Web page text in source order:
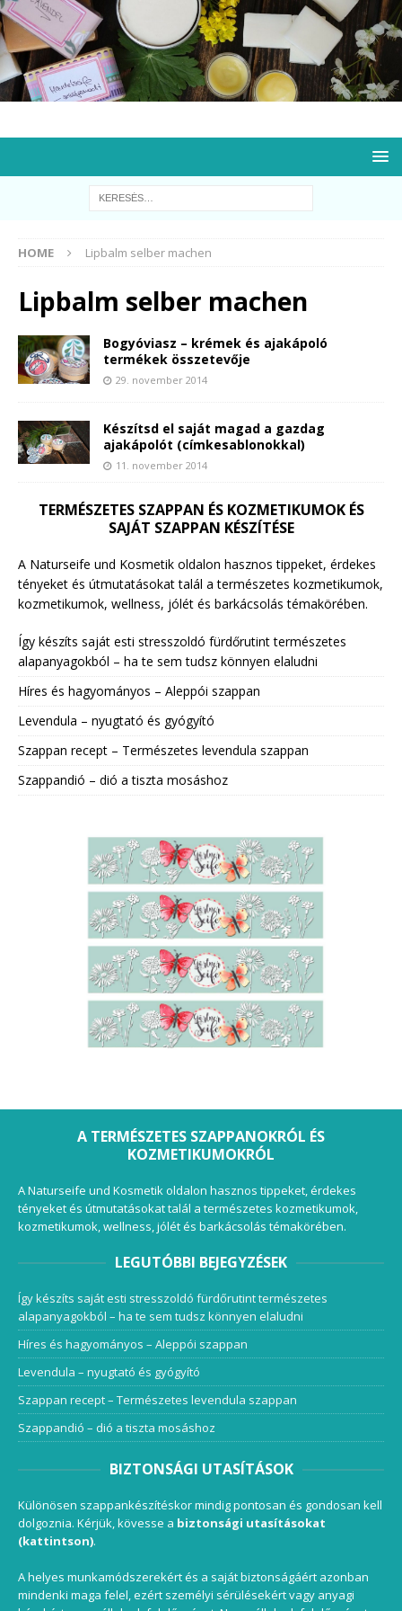
HOME Lipbalm selber machen
Lipbalm selber machen
Bogyóviasz – krémek és ajakápoló
termékek összetevője
29. november 2014
Készítsd el saját magad a gazdag
ajakápolót (címkesablonokkal)
11. november 2014
TERMÉSZETES SZAPPAN ÉS KOZMETIKUMOK ÉS
SAJÁT SZAPPAN KÉSZÍTÉSE
A Naturseife und Kosmetik oldalon hasznos tippeket, érdekes
tényeket és útmutatásokat talál a természetes kozmetikumok,
kozmetikumok, wellness, jólét és barkácsolás témakörében.
Így készíts saját esti stresszoldó fürdőrutint természetes
alapanyagokból – ha te sem tudsz könnyen elaludni
Híres és hagyományos – Aleppói szappan
Levendula – nyugtató és gyógyító
Szappan recept – Természetes levendula szappan
Szappandió – dió a tiszta mosáshoz
A TERMÉSZETES SZAPPANOKRÓL ÉS
KOZMETIKUMOKRÓL
A Naturseife und Kosmetik oldalon hasznos tippeket, érdekes
tényeket és útmutatásokat talál a természetes kozmetikumok,
kozmetikumok, wellness, jólét és barkácsolás témakörében.
LEGUTÓBBI BEJEGYZÉSEK
Így készíts saját esti stresszoldó fürdőrutint természetes
alapanyagokból – ha te sem tudsz könnyen elaludni
Híres és hagyományos – Aleppói szappan
Levendula – nyugtató és gyógyító
Szappan recept – Természetes levendula szappan
Szappandió – dió a tiszta mosáshoz
BIZTONSÁGI UTASÍTÁSOK
Különösen szappankészítéskor mindig pontosan és gondosan kell
dolgoznia. Kérjük, kövesse a biztonsági utasításokat
(kattintson).
A helyes munkamódszerekért és a saját biztonságáért azonban
mindenki maga felel, ezért személyi sérülésekért vagy anyagi